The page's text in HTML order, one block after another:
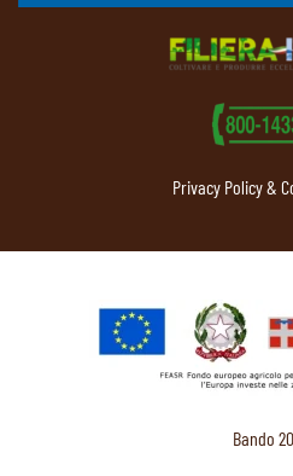
Privacy Policy &
Bando